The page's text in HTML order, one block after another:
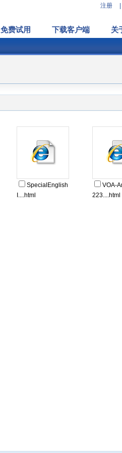
注册
免费试用 下载客户端 关
SpecialEnglish
I....html
VOA-
223....html